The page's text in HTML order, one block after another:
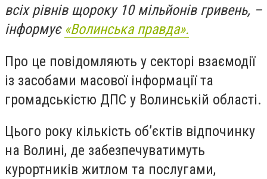
всіх рівнів щороку 10 мільйонів гривень, –
інформує «Волинська правда».
Про це повідомляють у секторі взаємодії
із засобами масової інформації та
громадськістю ДПС у Волинській області.
Цього року кількість об’єктів відпочинку
на Волині, де забезпечуватимуть
курортників житлом та послугами,